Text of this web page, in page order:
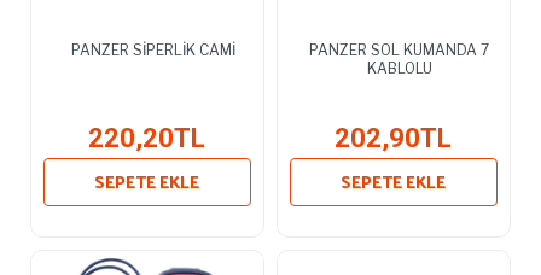
PANZER SİPERLİK CAMİ
220,20TL
SEPETE EKLE
PANZER SOL KUMANDA 7
KABLOLU
202,90TL
SEPETE EKLE